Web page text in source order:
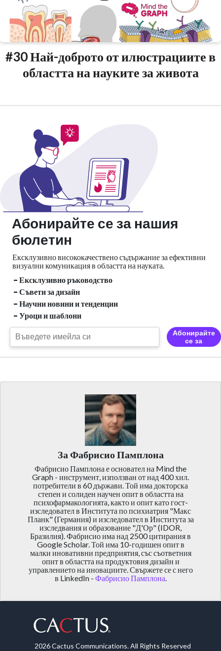
#30 Най-доброто от илюстрациите в
областта на науките за живота
Абонирайте се за нашия
бюлетин
Ексклузивно висококачествено съдържание за ефективни
визуални комуникация в областта на науката.
- Ексклузивно ръководство
- Съвети за дизайн
- Научни новини и тенденции
- Уроци и шаблони
Абонирайте
се за
За Фабрисио Памплона
Фабрисио Памплона е основател на Mind the
Graph - инструмент, използван от над 400 хил.
потребители в 60 държави. Той има докторска
степен и солиден научен опит в областта на
психофармакологията, както и опит като гост-
изследовател в Института по психиатрия "Макс
Планк" (Германия) и изследовател в Института за
изследвания и образование "Д'Ор" (IDOR,
Бразилия). Фабрисио има над 2500 цитирания в
Google Scholar. Той има 10-годишен опит в
малки иновативни предприятия, със съответния
опит в областта на продуктовия дизайн и
управлението на иновациите. Свържете се с него
в LinkedIn - Фабрисио Памплона.
2026 Cactus Communications. All Rights Reserved